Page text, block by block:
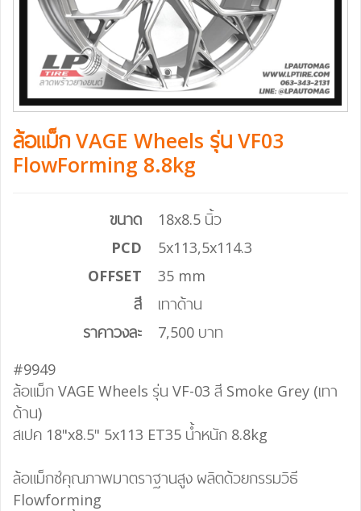
ล้อแม็ก VAGE Wheels รุ่น VF03
FlowForming 8.8kg
ขนาด
18x8.5 นิ้ว
PCD
5x113,5x114.3
OFFSET
35 mm
สี
เทาด้าน
ราคาวงละ
7,500 บาท
#9949
ล้อแม็ก VAGE Wheels รุ่น VF-03 สี Smoke Grey (เทา
ด้าน)
สเปค 18"x8.5" 5x113 ET35 น้ำหนัก 8.8kg
ล้อแม็กซ์คุณภาพมาตราฐานสูง ผลิตด้วยกรรมวิธี
Flowforming